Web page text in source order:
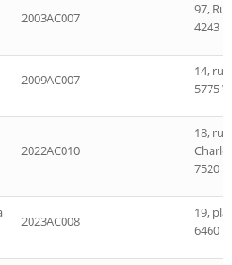
2003AC007
97,
4243
2009AC007
14,
5775
2022AC010
18,
7520
2023AC008
19,
6460